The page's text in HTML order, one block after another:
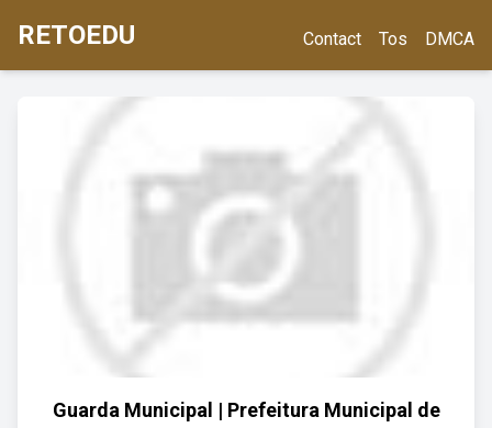
RETOEDU Contact Tos DMCA
Guarda Municipal | Prefeitura Municipal de